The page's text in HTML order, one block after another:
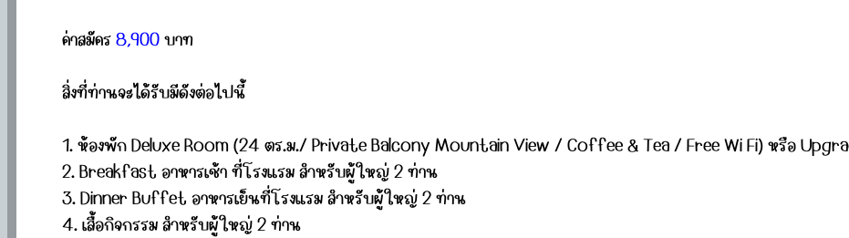
ค่าสมัคร8,900บาท
สิ่งที่ท่านจะได้รับมีดังต่อไปนี้
1. ห้องพัก Deluxe Room (24 ตร.ม./ Private Balcony Mountain View / Coffee & Tea / Free Wi Fi) หรือ
2. Breakfast อาหารเช้า ที่โรงแรม สำหรับผู้ใหญ่ 2 ท่าน
3. Dinner Buffet อาหารเย็นที่โรงแรม สำหรับผู้ใหญ่ 2 ท่าน
4. เสื้อกิจกรรม สำหรับผู้ใหญ่ 2 ท่าน